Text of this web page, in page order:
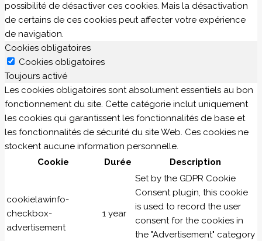
possibilité de désactiver ces cookies. Mais la désactivation
de certains de ces cookies peut affecter votre expérience
de navigation.
Cookies obligatoires
Cookies obligatoires
Toujours activé
Les cookies obligatoires sont absolument essentiels au bon
fonctionnement du site. Cette catégorie inclut uniquement
les cookies qui garantissent les fonctionnalités de base et
les fonctionnalités de sécurité du site Web. Ces cookies ne
stockent aucune information personnelle.
Cookie
Durée Description
cookielawinfo-
checkbox-
advertisement
1 year
Set by the GDPR Cookie
Consent plugin, this cookie
is used to record the user
consent for the cookies in
the "Advertisement" category